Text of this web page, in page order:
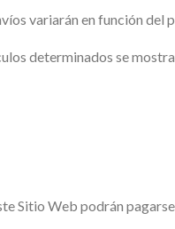
variarán en función
determinados se
Sitio Web podrán